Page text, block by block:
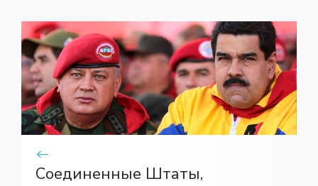
Соединенные Штаты,